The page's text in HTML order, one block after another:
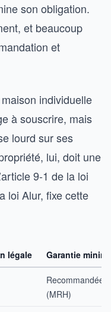
son obligation.
et beaucoup
et
individuelle
à souscrire, mais
lourd sur ses
lui, doit une
9-1 de la loi
loi Alur, fixe cette
légale Garantie
Recommandée
(MRH)